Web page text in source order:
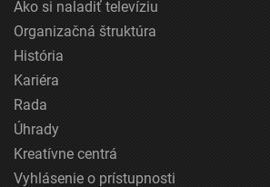
Ako si naladiť televíziu
Organizačná štruktúra
História
Kariéra
Rada
Úhrady
Kreatívne centrá
Vyhlásenie o prístupnosti